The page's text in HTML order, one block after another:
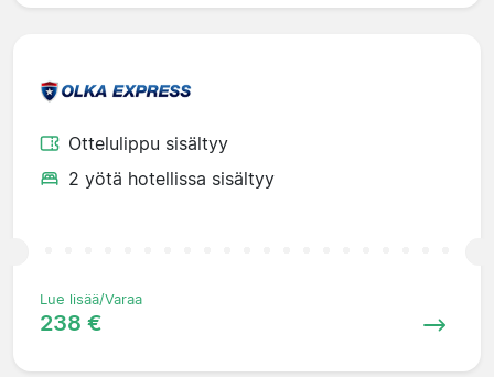
Ottelulippu sisältyy
2 yötä hotellissa sisältyy
Lue lisää/Varaa
238 €